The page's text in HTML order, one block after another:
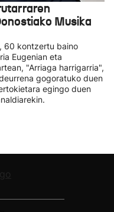
Musika
60 kontzertu baino
Eugenian eta
"Arriaga harrigarria",
gogoratuko duen
egingo duen